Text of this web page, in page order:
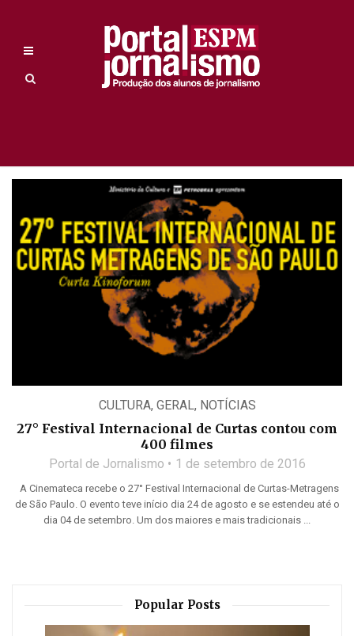
CULTURA, GERAL, NOTÍCIAS
27° Festival Internacional de Curtas contou com
400 filmes
Portal de Jornalismo 1 de setembro de 2016
A Cinemateca recebe o 27° Festival Internacional de Curtas-Metragens
de São Paulo. O evento teve início dia 24 de agosto e se estendeu até o
dia 04 de setembro. Um dos maiores e mais tradicionais ...
Popular Posts